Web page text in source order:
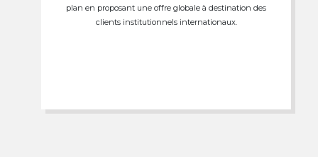
plan en proposant une offre globale à destination des
clients institutionnels internationaux.